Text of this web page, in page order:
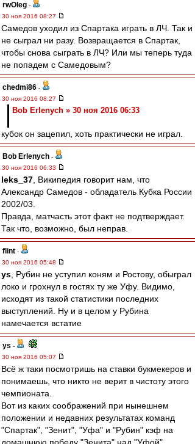
rwOleg -
30 ноя 2016 08:27
Самедов уходил из Спартака играть в ЛЧ. Так и
не сыграл ни разу. Возвращается в Спартак,
чтобы снова сыграть в ЛЧ? Или мы теперь туда
не попадем с Самедовым?
chedmi86 -
30 ноя 2016 08:27
Bob Erlenych » 30 ноя 2016 06:33
кубок он зацепил, хоть практически не играл.
Bob Erlenych -
30 ноя 2016 06:33
leks_37 , Википедия говорит нам, что
Александр Самедов - обладатель Кубка России
2002/03.
Правда, матчасть этот факт не подтверждает.
Так что, возможно, был неправ.
flint -
30 ноя 2016 05:48
ys , Рубин не уступил коням и Ростову, обыграл
локо и грохнул в гостях ту же Уфу. Видимо,
исходят из такой статистики последних
выступлений. Ну и в целом у Рубина
намечается встатие
ys -
30 ноя 2016 05:07
Всё ж таки посмотришь на ставки букмекеров и
понимаешь, что никто не верит в чистоту этого
чемпионата.
Вот из каких соображений при нынешнем
положении и недавних результатах команд
"Спартак", "Зенит", "Уфа" и "Рубин" кэф на